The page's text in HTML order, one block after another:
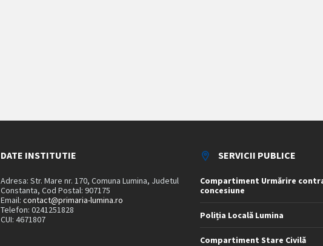
DATE INSTITUTIE
Adresa: Str. Mare nr. 170, Comuna Lumina, Judetul
Constanta, Cod Postal: 907175
Email:contact@primaria-lumina.ro
Telefon: 0241251828
CUI: 4671807
SERVICII PUBLICE
Compartiment Urmărire
concesiune
Poliția Locală Lumina
Compartiment Stare Civilă